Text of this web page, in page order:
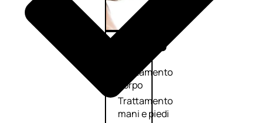
Corpo
Trattamento
corpo
Trattamento
mani e piedi